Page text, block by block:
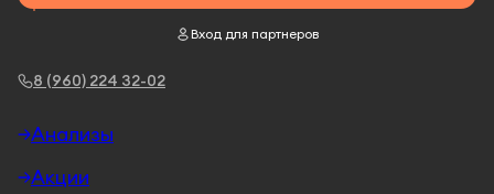
8 (960) 224 32-02
Вход для партнеров
Анализы
Акции